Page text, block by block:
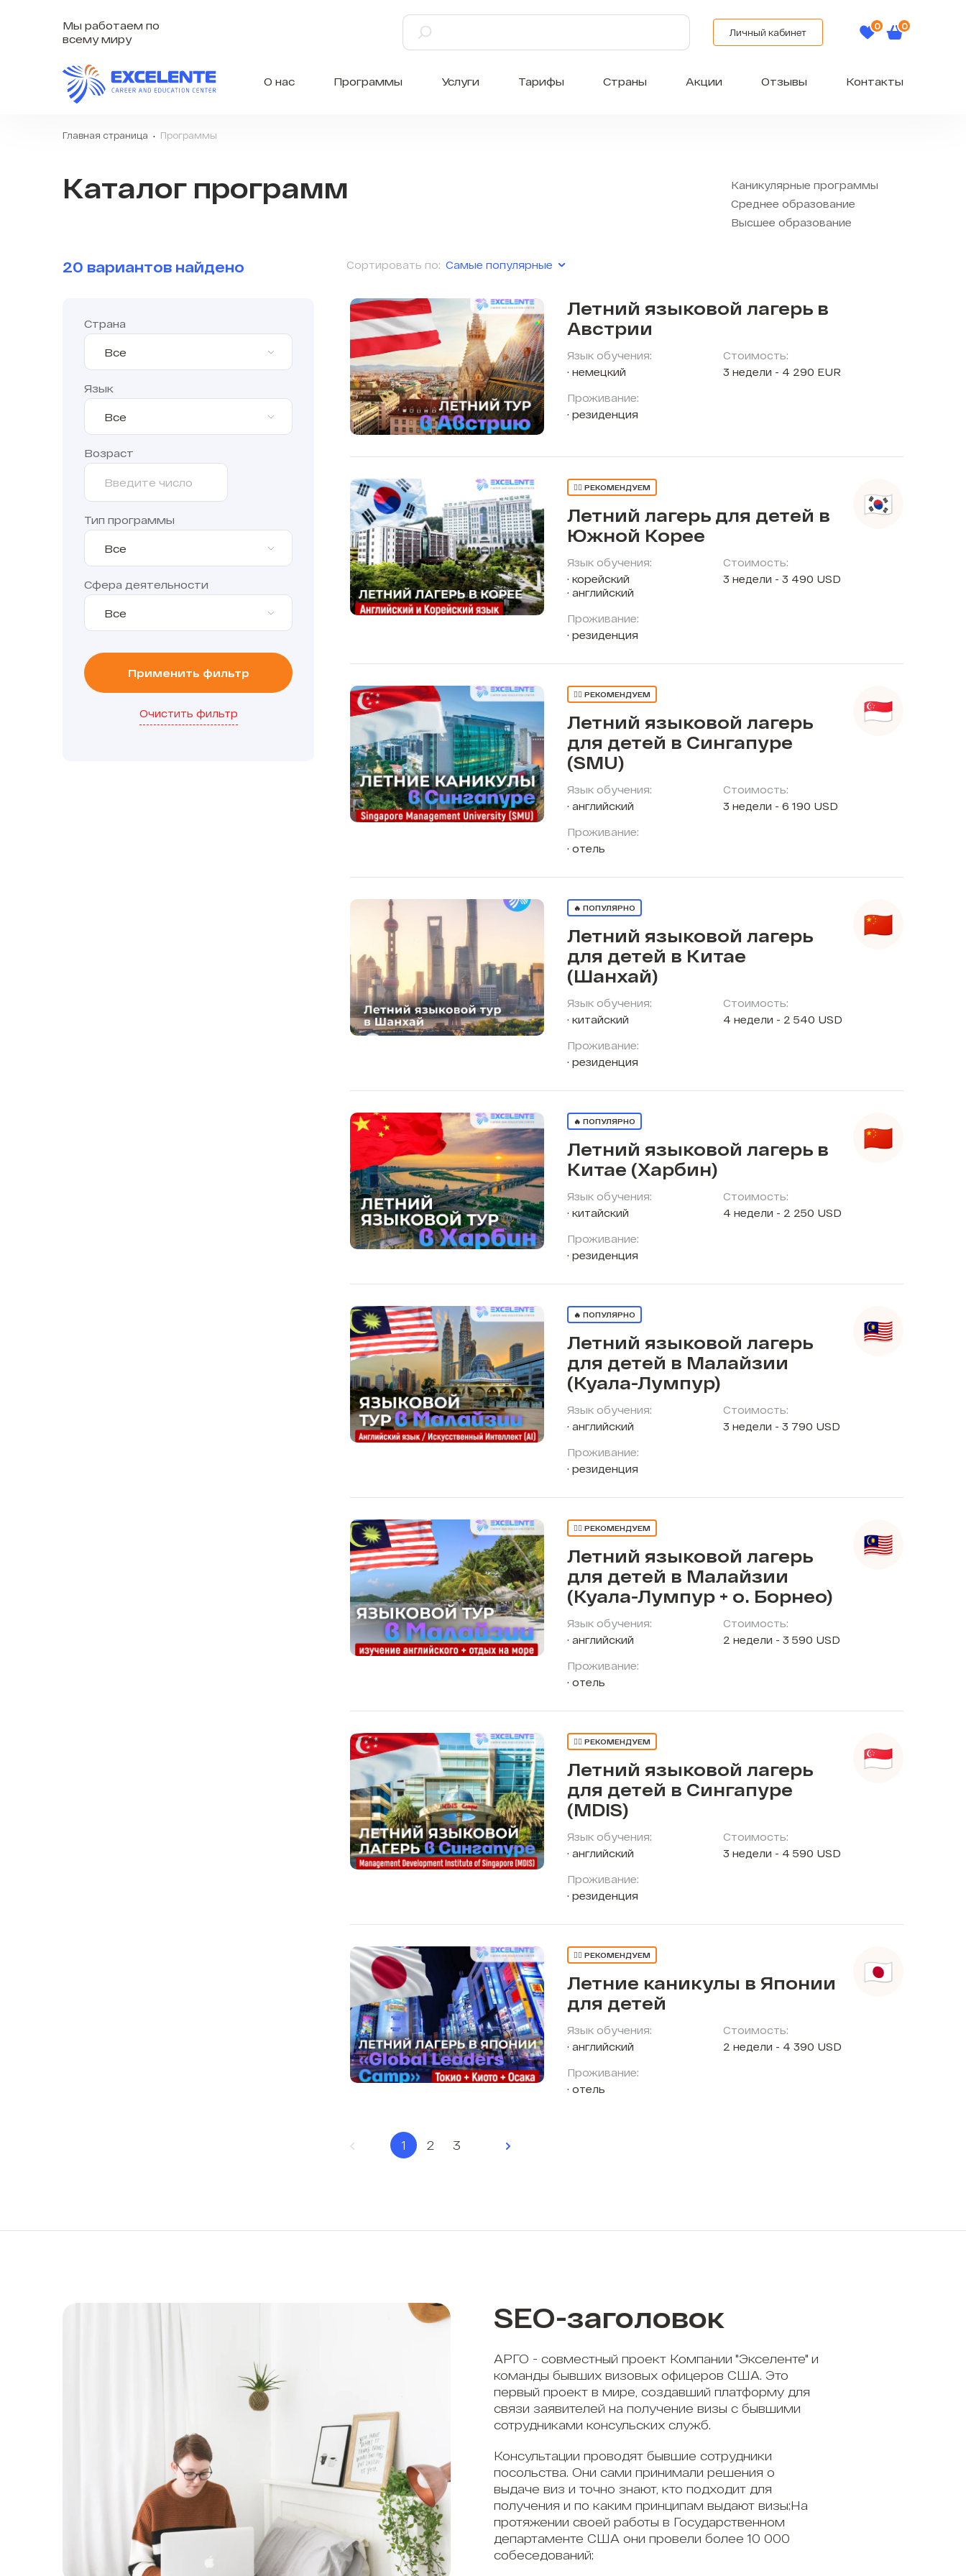
Мы работаем по
всему миру
Личный кабинет
О нас Программы Услуги Тарифы Страны Акции Отзывы Контакты
Главная страница Программы
Каталог программ
Каникулярные программы
Среднее образование
Высшее образование
20 вариантов найдено Сортировать по: Самые популярные
Страна
Все
Язык
Все
Возраст
Тип программы
Все
Сфера деятельности
Все
Применить фильтр
Очистить фильтр
Летний языковой лагерь в
Австрии
Язык обучения:
немецкий
Проживание:
резиденция
Стоимость:
3 недели - 4 290 EUR
👍🏼 РЕКОМЕНДУЕМ
Летний лагерь для детей в
Южной Корее
Язык обучения:
корейский
английский
Проживание:
резиденция
Стоимость:
3 недели - 3 490 USD
👍🏼 РЕКОМЕНДУЕМ
Летний языковой лагерь
для детей в Сингапуре
(SMU)
Язык обучения:
английский
Проживание:
отель
Стоимость:
3 недели - 6 190 USD
🔥 ПОПУЛЯРНО
Летний языковой лагерь
для детей в Китае
(Шанхай)
Язык обучения:
китайский
Проживание:
резиденция
Стоимость:
4 недели - 2 540 USD
🔥 ПОПУЛЯРНО
Летний языковой лагерь в
Китае (Харбин)
Язык обучения:
китайский
Проживание:
резиденция
Стоимость:
4 недели - 2 250 USD
🔥 ПОПУЛЯРНО
Летний языковой лагерь
для детей в Малайзии
(Куала-Лумпур)
Язык обучения:
английский
Проживание:
резиденция
Стоимость:
3 недели - 3 790 USD
👍🏼 РЕКОМЕНДУЕМ
Летний языковой лагерь
для детей в Малайзии
(Куала-Лумпур + о. Борнео)
Язык обучения:
английский
Проживание:
отель
Стоимость:
2 недели - 3 590 USD
👍🏼 РЕКОМЕНДУЕМ
Летний языковой лагерь
для детей в Сингапуре
(MDIS)
Язык обучения:
английский
Проживание:
резиденция
Стоимость:
3 недели - 4 590 USD
👍🏼 РЕКОМЕНДУЕМ
Летние каникулы в Японии
для детей
Язык обучения:
английский
Проживание:
отель
Стоимость:
2 недели - 4 390 USD
1 2 3
SEO-заголовок
АРГО - совместный проект Компании "Экселенте" и
команды бывших визовых офицеров США. Это
первый проект в мире, создавший платформу для
связи заявителей на получение визы с бывшими
сотрудниками консульских служб.
Консультации проводят бывшие сотрудники
посольства. Они сами принимали решения о
выдаче виз и точно знают, кто подходит для
получения и по каким принципам выдают визы;На
протяжении своей работы в Государственном
департаменте США они провели более 10 000
собеседований;